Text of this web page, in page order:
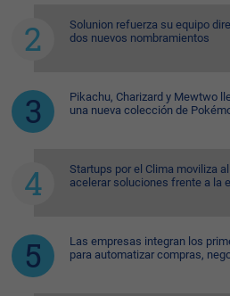
Solunion refuerza su equipo
dos nuevos nombramientos
Pikachu, Charizard y Mewtwo
una nueva colección de
Startups por el Clima moviliza
acelerar soluciones frente a la
Las empresas integran los
para automatizar compras,